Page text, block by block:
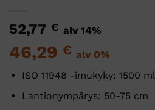
52,77 € alv 14%
46,29 € alv 0%
ISO 11948 -imukyky: 1500 ml
Lantionympärys: 50-75 cm